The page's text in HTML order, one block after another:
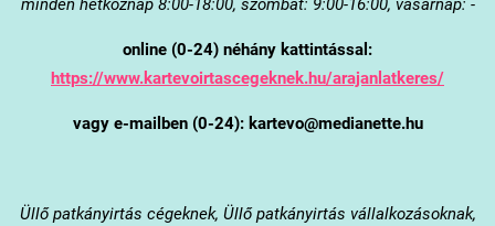
minden hétköznap 8:00-18:00, szombat: 9:00-16:00, vasárnap: -
online (0-24) néhány kattintással:
https://www.kartevoirtascegeknek.hu/arajanlatkeres/
vagy e-mailben (0-24): kartevo@medianette.hu
Üllőpatkányirtás cégeknek, Üllő patkányirtás vállalkozásoknak,